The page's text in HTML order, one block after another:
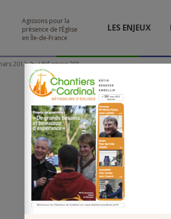
Agissons pour la
présence de l’Église
en Île-de-France
LES ENJEUX
2013 UNE revue 201